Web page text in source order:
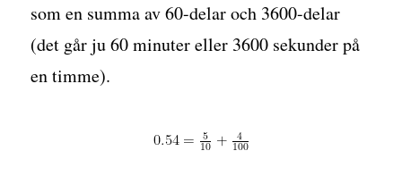
som en summa av 60-delar och 3600-delar
(det går ju 60 minuter eller 3600 sekunder på
en timme).